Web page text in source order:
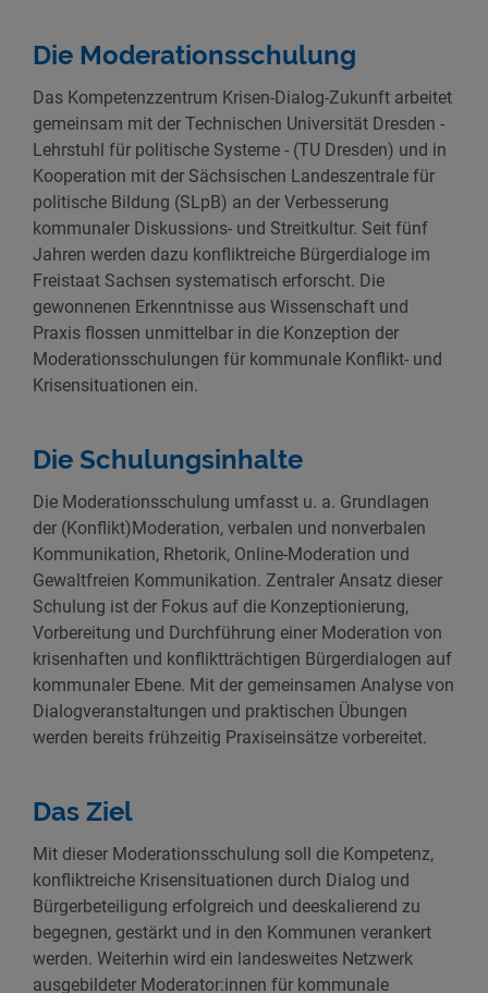
Die Moderationsschulung
Das Kompetenzzentrum Krisen-Dialog-Zukunft arbeitet
gemeinsam mit der Technischen Universität Dresden -
Lehrstuhl für politische Systeme - (TU Dresden) und in
Kooperation mit der Sächsischen Landeszentrale für
politische Bildung (SLpB) an der Verbesserung
kommunaler Diskussions- und Streitkultur. Seit fünf
Jahren werden dazu konfliktreiche Bürgerdialoge im
Freistaat Sachsen systematisch erforscht. Die
gewonnenen Erkenntnisse aus Wissenschaft und
Praxis flossen unmittelbar in die Konzeption der
Moderationsschulungen für kommunale Konflikt- und
Krisensituationen ein.
Die Schulungsinhalte
Die Moderationsschulung umfasst u. a. Grundlagen
der (Konflikt)Moderation, verbalen und nonverbalen
Kommunikation, Rhetorik, Online-Moderation und
Gewaltfreien Kommunikation. Zentraler Ansatz dieser
Schulung ist der Fokus auf die Konzeptionierung,
Vorbereitung und Durchführung einer Moderation von
krisenhaften und konfliktträchtigen Bürgerdialogen auf
kommunaler Ebene. Mit der gemeinsamen Analyse von
Dialogveranstaltungen und praktischen Übungen
werden bereits frühzeitig Praxiseinsätze vorbereitet.
Das Ziel
Mit dieser Moderationsschulung soll die Kompetenz,
konfliktreiche Krisensituationen durch Dialog und
Bürgerbeteiligung erfolgreich und deeskalierend zu
begegnen, gestärkt und in den Kommunen verankert
werden. Weiterhin wird ein landesweites Netzwerk
ausgebildeter Moderator:innen für kommunale